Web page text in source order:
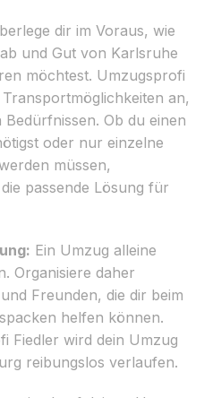
dir im Voraus, wie
und Gut von Karlsruhe
möchtest. Umzugsprofi
an,
Ob du einen
oder nur einzelne
müssen,
passende Lösung für
Ein Umzug alleine
Organisiere daher
Freunden, die dir beim
helfen können.
Fiedler wird dein Umzug
reibungslos verlaufen.